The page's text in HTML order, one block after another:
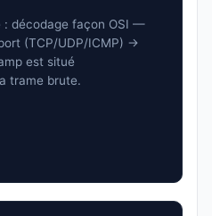
: décodage façon OSI —
(TCP/UDP/ICMP) →
est situé
trame brute.